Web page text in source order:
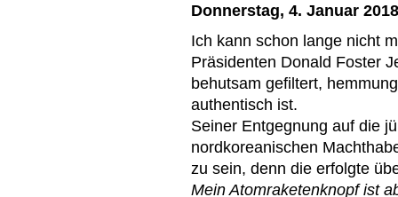
Donnerstag, 4. Januar 2018
Ich kann schon lange nicht
Präsidenten Donald Foster
behutsam gefiltert,
authentisch ist.
Seiner Entgegnung auf die
nordkoreanischen
zu sein, denn die erfolgte
Mein Atomraketenknopf ist